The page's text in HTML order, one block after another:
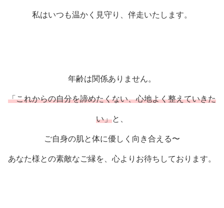
私はいつも温かく見守り、伴走いたします。
年齢は関係ありません。
「これからの自分を諦めたくない、心地よく整えていきた
い」と、
ご自身の肌と体に優しく向き合える〜
あなた様との素敵なご縁を、心よりお待ちしております。